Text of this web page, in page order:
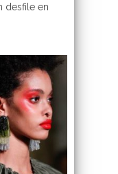
desfile en